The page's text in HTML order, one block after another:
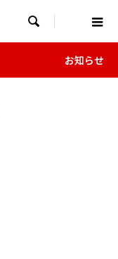

お知らせ